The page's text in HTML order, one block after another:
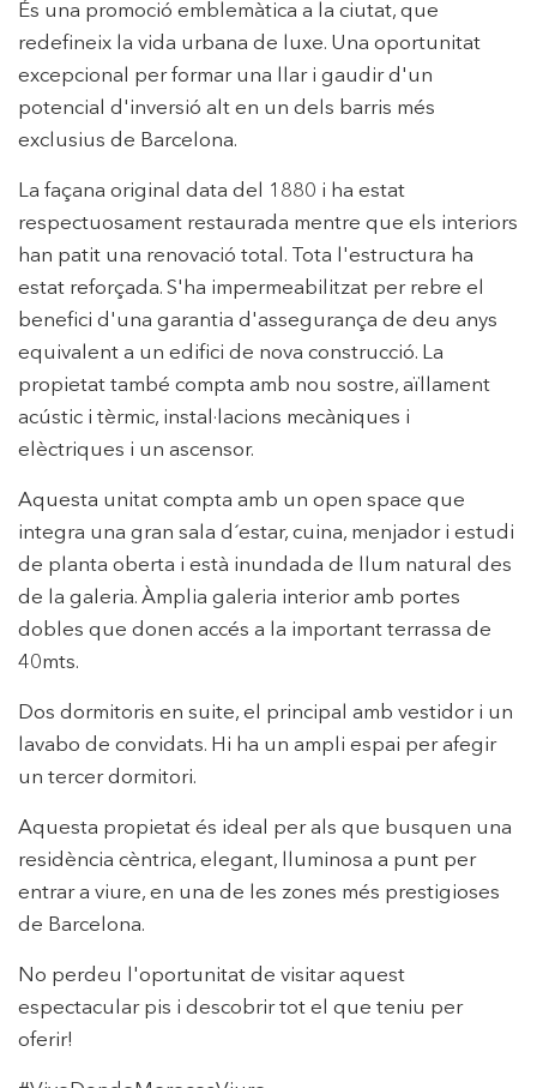
És una promoció emblemàtica a la ciutat, que
redefineix la vida urbana de luxe. Una oportunitat
excepcional per formar una llar i gaudir d'un
potencial d'inversió alt en un dels barris més
exclusius de Barcelona.
La façana original data del 1880 i ha estat
respectuosament restaurada mentre que els interiors
han patit una renovació total. Tota l'estructura ha
estat reforçada. S'ha impermeabilitzat per rebre el
benefici d'una garantia d'assegurança de deu anys
equivalent a un edifici de nova construcció. La
propietat també compta amb nou sostre, aïllament
acústic i tèrmic, instal·lacions mecàniques i
elèctriques i un ascensor.
Aquesta unitat compta amb un open space que
integra una gran sala d´estar, cuina, menjador i estudi
de planta oberta i està inundada de llum natural des
de la galeria. Àmplia galeria interior amb portes
dobles que donen accés a la important terrassa de
40mts.
Dos dormitoris en suite, el principal amb vestidor i un
lavabo de convidats. Hi ha un ampli espai per afegir
un tercer dormitori.
Aquesta propietat és ideal per als que busquen una
residència cèntrica, elegant, lluminosa a punt per
entrar a viure, en una de les zones més prestigioses
de Barcelona.
No perdeu l'oportunitat de visitar aquest
espectacular pis i descobrir tot el que teniu per
oferir!
Modificar cookies
Tècniques i funcionals Sempre activades
Aquest lloc web utilitza cookies pròpies per recopilar
informació amb la finalitat de millorar els nostres serveis.
de les mateixes. L'usuari té la possibilitat de configurar el
navegador podent, si així ho desitja, impedir que siguin
instal·lades al disc dur, encara que haurà de tenir en
compte que aquesta acció podrà ocasionar dificultats de
navegació de la pàgina web.
Permeten fer el seguiment i l'anàlisi del comportament
dels usuaris d'aquest lloc web. La informació recollida
mitjançant aquest tipus de cookies s'utilitza en el
perfils de navegació dels usuaris per introduir millores en